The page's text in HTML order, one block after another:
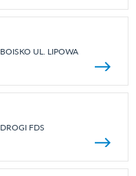
BOISKO UL. LIPOWA
DROGI FDS